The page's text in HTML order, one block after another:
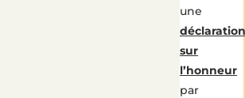
une
déclaration
sur
l’honneur
par